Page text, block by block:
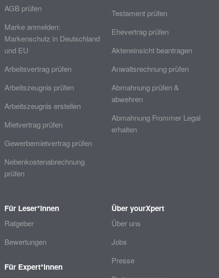
AGB prüfen
Marke anmelden:
Markenschutz in Deutschland
und EU
Arbeitsvertrag prüfen
Arbeitszeugnis prüfen
Arbeitszeugnis erstellen
Mietvertrag prüfen
Gewerbemietvertrag prüfen
Nebenkostenabrechnung
prüfen
Testament prüfen
Ehevertrag prüfen
Akteneinsicht beantragen
Anwaltsrechnung prüfen
Abmahnung prüfen &
abwehren
Abmahnung Frommer Legal
erhalten
Für Leser*innen
Ratgeber
Bewertungen
Für Expert*innen
Über yourXpert
Über uns
Jobs
Presse